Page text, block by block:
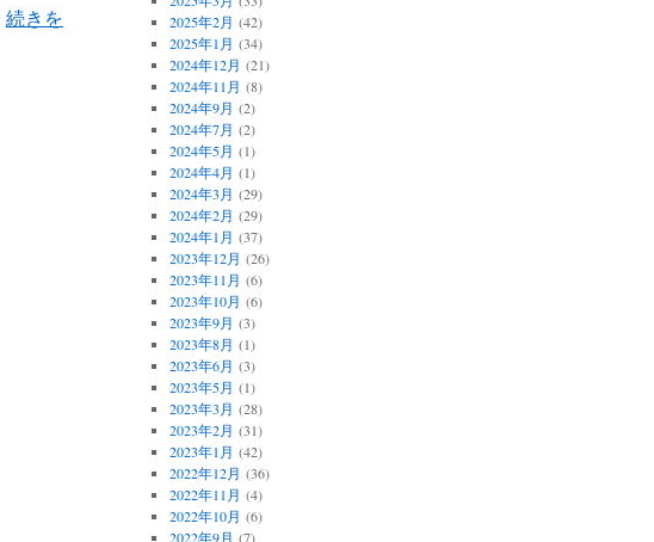
続きを
2025年2月 (42)
2025年1月 (34)
2024年12月 (21)
2024年11月 (8)
2024年9月 (2)
2024年7月 (2)
2024年5月 (1)
2024年4月 (1)
2024年3月 (29)
2024年2月 (29)
2024年1月 (37)
2023年12月 (26)
2023年11月 (6)
2023年10月 (6)
2023年9月 (3)
2023年8月 (1)
2023年6月 (3)
2023年5月 (1)
2023年3月 (28)
2023年2月 (31)
2023年1月 (42)
2022年12月 (36)
2022年11月 (4)
2022年10月 (6)
2022年9月 (7)